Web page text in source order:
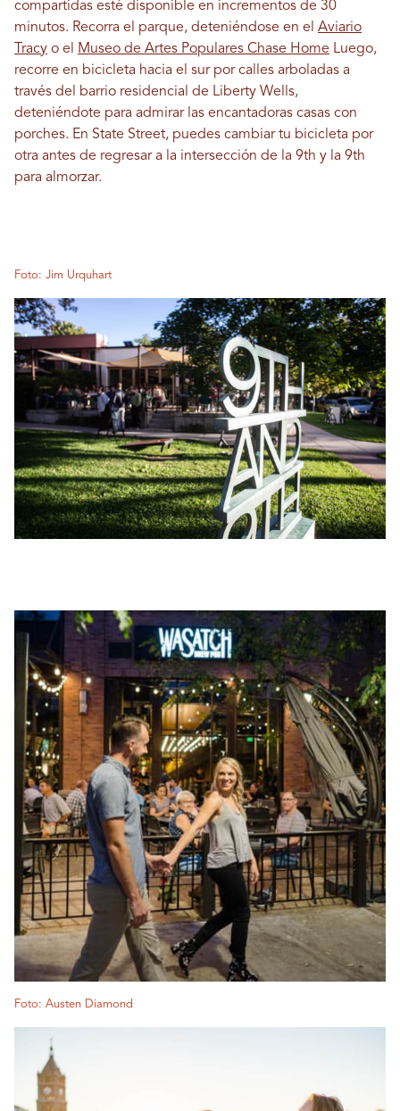
compartidas esté disponible en incrementos de 30
minutos. Recorra el parque, deteniéndose en el Aviario
Tracy o el Museo de Artes Populares Chase Home Luego,
recorre en bicicleta hacia el sur por calles arboladas a
través del barrio residencial de Liberty Wells,
deteniéndote para admirar las encantadoras casas con
porches. En State Street, puedes cambiar tu bicicleta por
otra antes de regresar a la intersección de la 9th y la 9th
para almorzar.
Foto: Jim Urquhart
Foto: Austen Diamond